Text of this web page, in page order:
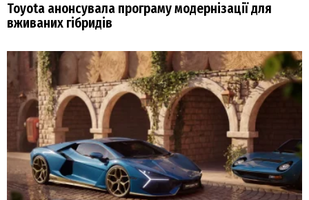
Toyota анонсувала програму модернізації для
вживаних гібридів